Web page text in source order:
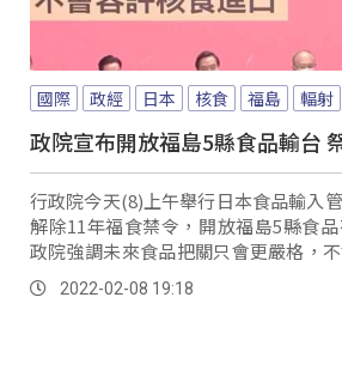
國際 政經 日本 核食 福島 輻射
政院宣布開放福島5縣食品輸台
行政院今天(8)上午舉行日本食品輸入
解除11年福食禁令，開放福島5縣食
政院強調未來食品把關只會更嚴格，不
災污染的食品。
2022-02-08 19:18